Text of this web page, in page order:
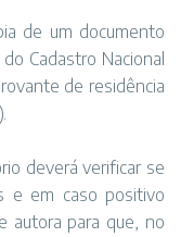
de um documento
Cadastro Nacional
de residência
deverá verificar se
e em caso positivo
autora para que, no